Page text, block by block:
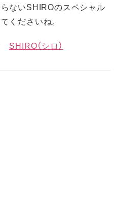
ないSHIROのスペシャル
くださいね。
SHIRO（シロ）